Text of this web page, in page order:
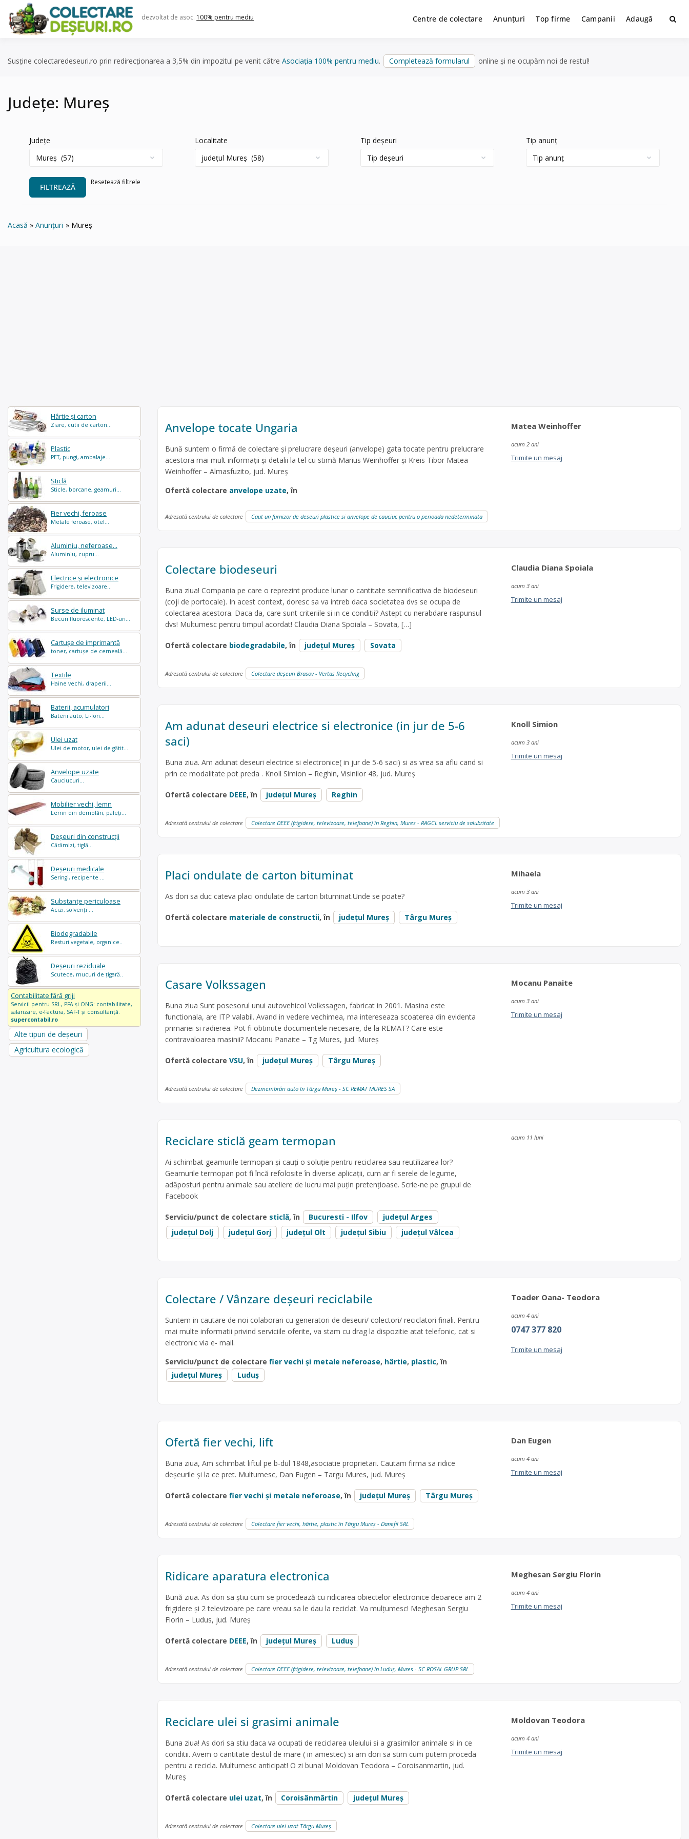
content
dezvoltat de asoc. 100% pentru mediu Centre de colectare Anunțuri Top firme Campanii Adaugă
Susține colectaredeseuri.ro prin redirecționarea a 3,5% din impozitul pe venit către Asociația 100% pentru mediu. Completează formularul online și ne ocupăm noi de restul!
Județe: Mureș
Județe Localitate Tip deșeuri Tip anunț
FILTREAZĂ
Resetează filtrele
Acasă Anunțuri Mureș
Hârtie și carton
Ziare, cutii de carton...
Plastic
PET, pungi, ambalaje...
Sticlă
Sticle, borcane, geamuri...
Fier vechi, feroase
Metale feroase, otel...
Aluminiu, neferoase...
Aluminiu, cupru...
Electrice și electronice
Frigidere, televizoare...
Surse de iluminat
Becuri fluorescente, LED-uri...
Cartușe de imprimantă
toner, cartușe de cerneală...
Textile
Haine vechi, draperii...
Baterii, acumulatori
Baterii auto, Li-Ion...
Ulei uzat
Ulei de motor, ulei de gătit...
Anvelope uzate
Cauciucuri...
Mobilier vechi, lemn
Lemn din demolări, paleți...
Deșeuri din construcții
Cărămizi, tiglă...
Deșeuri medicale
Seringi, recipente ...
Substanțe periculoase
Acizi, solvenți ...
Biodegradabile
Resturi vegetale, organice..
Deșeuri reziduale
Scutece, mucuri de țigară..
Contabilitate fără griji
Servicii pentru SRL, PFA și ONG: contabilitate,
salarizare, e-Factura, SAF-T și consultanță.
supercontabil.ro
Alte tipuri de deșeuri
Agricultura ecologică
Anvelope tocate Ungaria
Bună suntem o firmă de colectare și prelucrare deșeuri (anvelope) gata tocate pentru prelucrare
acestora mai mult informații și detalii la tel cu stimă Marius Weinhoffer și Kreis Tibor Matea
Weinhoffer – Almasfuzito, jud. Mureș
Ofertă colectare anvelope uzate, în
Matea Weinhoffer
acum 2 ani
Trimite un mesaj
Adresată centrului de colectare Caut un furnizor de deseuri plastice si anvelope de cauciuc pentru o perioada nedeterminata
Colectare biodeseuri
Buna ziua! Compania pe care o reprezint produce lunar o cantitate semnificativa de biodeseuri
(coji de portocale). In acest context, doresc sa va intreb daca societatea dvs se ocupa de
colectarea acestora. Daca da, care sunt criteriile si in ce conditii? Astept cu nerabdare raspunsul
dvs! Multumesc pentru timpul acordat! Claudia Diana Spoiala – Sovata, […]
Ofertă colectare biodegradabile, în județul Mureș Sovata
Claudia Diana Spoiala
acum 3 ani
Trimite un mesaj
Adresată centrului de colectare Colectare deșeuri Brasov - Vertas Recycling
Am adunat deseuri electrice si electronice (in jur de 5-6
saci)
Buna ziua. Am adunat deseuri electrice si electronice( in jur de 5-6 saci) si as vrea sa aflu cand si
prin ce modalitate pot preda . Knoll Simion – Reghin, Visinilor 48, jud. Mureș
Ofertă colectare DEEE, în județul Mureș Reghin
Knoll Simion
acum 3 ani
Trimite un mesaj
Adresată centrului de colectare Colectare DEEE (frigidere, televizoare, telefoane) în Reghin, Mures - RAGCL serviciu de salubritate
Placi ondulate de carton bituminat
As dori sa duc cateva placi ondulate de carton bituminat.Unde se poate?
Ofertă colectare materiale de constructii, în județul Mureș Târgu Mureș
Mihaela
acum 3 ani
Trimite un mesaj
Casare Volkssagen
Buna ziua Sunt posesorul unui autovehicol Volkssagen, fabricat in 2001. Masina este
functionala, are ITP valabil. Avand in vedere vechimea, ma intereseaza scoaterea din evidenta
primariei si radierea. Pot fi obtinute documentele necesare, de la REMAT? Care este
contravaloarea masinii? Mocanu Panaite – Tg Mures, jud. Mureș
Ofertă colectare VSU, în județul Mureș Târgu Mureș
Mocanu Panaite
acum 3 ani
Trimite un mesaj
Adresată centrului de colectare Dezmembrări auto în Târgu Mureș - SC REMAT MURES SA
Reciclare sticlă geam termopan
Ai schimbat geamurile termopan și cauți o soluție pentru reciclarea sau reutilizarea lor?
Geamurile termopan pot fi încă refolosite în diverse aplicații, cum ar fi serele de legume,
adăposturi pentru animale sau ateliere de lucru mai puțin pretențioase. Scrie-ne pe grupul de
Facebook
Serviciu/punct de colectare sticlă, în Bucuresti - Ilfov
județul Arges
județul Dolj
județul Gorj județul Olt județul Sibiu județul Vâlcea
acum 11 luni
Colectare / Vânzare deșeuri reciclabile
Suntem in cautare de noi colaborari cu generatori de deseuri/ colectori/ reciclatori finali. Pentru
mai multe informatii privind serviciile oferite, va stam cu drag la dispozitie atat telefonic, cat si
electronic via e- mail.
Serviciu/punct de colectare fier vechi și metale neferoase, hârtie, plastic, în
județul Mureș
Luduș
Toader Oana- Teodora
acum 4 ani
0747 377 820
Trimite un mesaj
Ofertă fier vechi, lift
Buna ziua, Am schimbat liftul pe b-dul 1848,asociatie proprietari. Cautam firma sa ridice
deșeurile și la ce pret. Multumesc, Dan Eugen – Targu Mures, jud. Mureș
Ofertă colectare fier vechi și metale neferoase, în județul Mureș Târgu Mureș
Dan Eugen
acum 4 ani
Trimite un mesaj
Adresată centrului de colectare Colectare fier vechi, hârtie, plastic în Târgu Mureș - Danefil SRL
Ridicare aparatura electronica
Bună ziua. As dori sa știu cum se procedează cu ridicarea obiectelor electronice deoarece am 2
frigidere și 2 televizoare pe care vreau sa le dau la reciclat. Va mulțumesc! Meghesan Sergiu
Florin – Ludus, jud. Mureș
Ofertă colectare DEEE, în județul Mureș Luduș
Meghesan Sergiu Florin
acum 4 ani
Trimite un mesaj
Adresată centrului de colectare Colectare DEEE (frigidere, televizoare, telefoane) în Luduş, Mures - SC ROSAL GRUP SRL
Reciclare ulei si grasimi animale
Buna ziua! As dori sa stiu daca va ocupati de reciclarea uleiului si a grasimilor animale si in ce
conditii. Avem o cantitate destul de mare ( in amestec) si am dori sa stim cum putem proceda
pentru a recicla. Multumesc anticipat! O zi buna! Moldovan Teodora – Coroisanmartin, jud.
Mureș
Ofertă colectare ulei uzat, în Coroisânmărtin județul Mureș
Moldovan Teodora
acum 4 ani
Trimite un mesaj
Adresată centrului de colectare Colectare ulei uzat Târgu Mureș